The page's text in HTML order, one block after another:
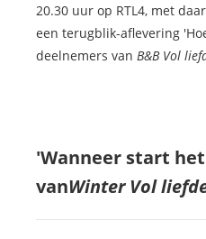
20.30 uur op RTL4, met
een terugblik-aflevering
deelnemers van B&B Vol
'Wanneer start
vanWinter Vol